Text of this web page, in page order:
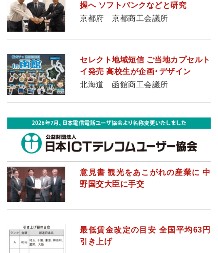
握へ ソフトバンクなどと研究
京都府 京都商工会議所
セレクト地域短信 ご当地カプセルト
イ発売 高校生が企画・デザイン
北海道 函館商工会議所
意見書 観光をあこがれの産業に 中
野国交大臣に手交
最低賃金改定の目安 全国平均63円
引き上げ